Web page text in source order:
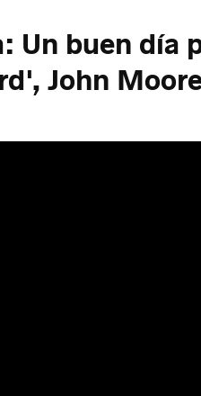
Un buen día
John